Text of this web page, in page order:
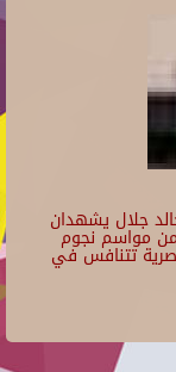
جلال يشهدان
من مواسم نجوم
المصرية تتنافس في